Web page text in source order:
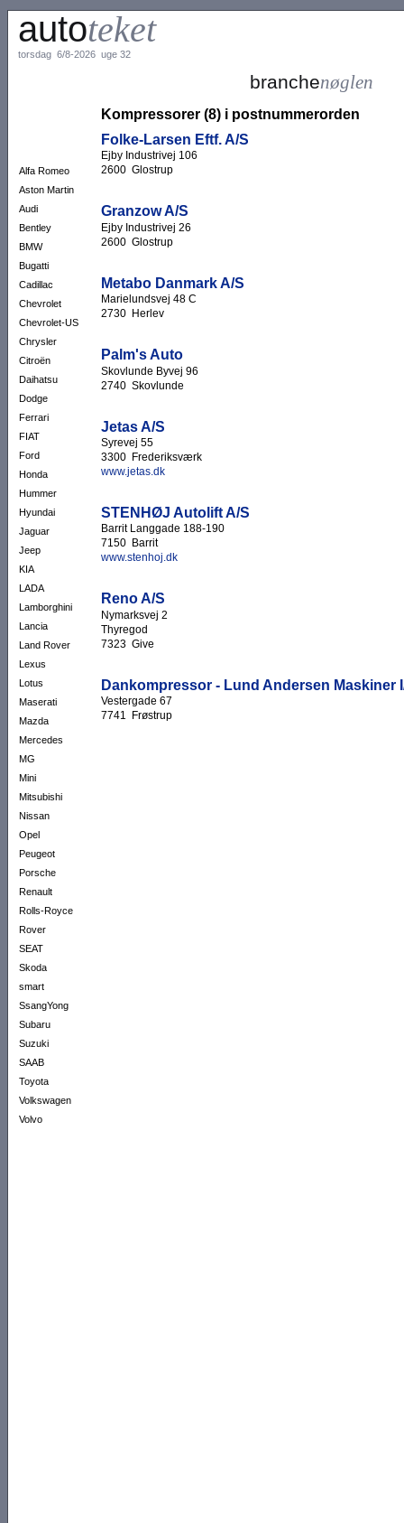
autoteket
torsdag 6/8-2026 uge 32
Alfa Romeo
Aston Martin
Audi
Bentley
BMW
Bugatti
Cadillac
Chevrolet
Chevrolet-US
Chrysler
Citroën
Daihatsu
Dodge
Ferrari
FIAT
Ford
Honda
Hummer
Hyundai
Jaguar
Jeep
KIA
LADA
Lamborghini
Lancia
Land Rover
Lexus
Lotus
Maserati
Mazda
Mercedes
MG
Mini
Mitsubishi
Nissan
Opel
Peugeot
Porsche
Renault
Rolls-Royce
Rover
SEAT
Skoda
smart
SsangYong
Subaru
Suzuki
SAAB
Toyota
Volkswagen
Volvo
branchenøglen
Kompressorer (8) i postnummerorden
Folke-Larsen Eftf. A/S
Ejby Industrivej 106
2600 Glostrup
Granzow A/S
Ejby Industrivej 26
2600 Glostrup
Metabo Danmark A/S
Marielundsvej 48 C
2730 Herlev
Palm's Auto
Skovlunde Byvej 96
2740 Skovlunde
Jetas A/S
Syrevej 55
3300 Frederiksværk
www.jetas.dk
STENHØJ Autolift A/S
Barrit Langgade 188-190
7150 Barrit
www.stenhoj.dk
Reno A/S
Nymarksvej 2
Thyregod
7323 Give
Dankompressor - Lund Andersen Maskiner
Vestergade 67
7741 Frøstrup